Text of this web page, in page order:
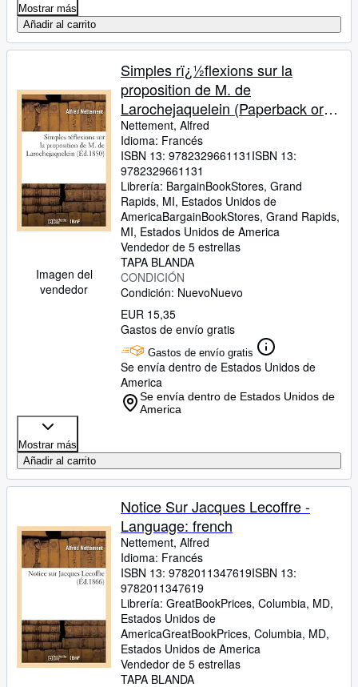
Mostrar más
Añadir al carrito
Imagen del
vendedor
Simples rï¿½flexions sur la
proposition de M. de
Larochejaquelein (Paperback or
Softback)
Nettement, Alfred
Idioma: Francés
ISBN 13: 9782329661131 ISBN 13:
9782329661131
Librería: BargainBookStores, Grand
Rapids, MI, Estados Unidos de
AmericaBargainBookStores, Grand Rapids,
MI, Estados Unidos de America
Vendedor de 5 estrellas
TAPA BLANDA
CONDICIÓN
Condición: NuevoNuevo
EUR 15,35
Gastos de envío gratis
Gastos de envío gratis
Se envía dentro de Estados Unidos de
America
Se envía dentro de Estados Unidos de
America
Mostrar más
Añadir al carrito
Notice Sur Jacques Lecoffre -
Language: french
Nettement, Alfred
Idioma: Francés
ISBN 13: 9782011347619ISBN 13:
9782011347619
Librería: GreatBookPrices, Columbia, MD,
Estados Unidos de
AmericaGreatBookPrices, Columbia, MD,
Estados Unidos de America
Vendedor de 5 estrellas
TAPA BLANDA